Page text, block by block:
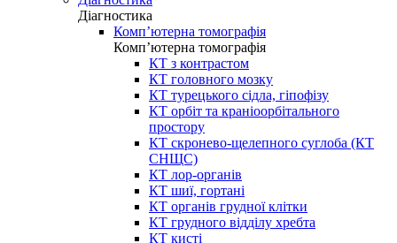
Діагностика
Комп’ютерна томографія
Комп’ютерна томографія
КТ з контрастом
КТ головного мозку
КТ турецького сідла, гіпофізу
КТ орбіт та краніоорбітального
простору
КТ скронево-щелепного суглоба (КТ
СНЩС)
КТ лор-органів
КТ шиї, гортані
КТ органів грудної клітки
КТ грудного відділу хребта
КТ кисті